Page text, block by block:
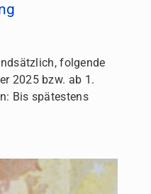
folgende
2025 bzw. ab 1.
Bis spätestens